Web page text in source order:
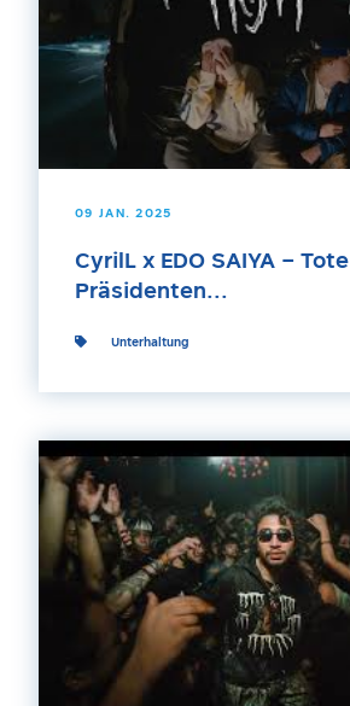
09 JAN. 2025
CyrilL x EDO SAIYA – Tote
Präsidenten...
Unterhaltung